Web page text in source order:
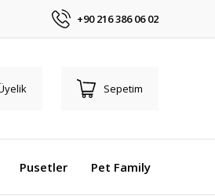
+90 216 386 06 02
Sepetim
Pusetler Pet Family